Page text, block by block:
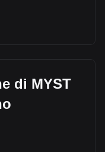
di MYST